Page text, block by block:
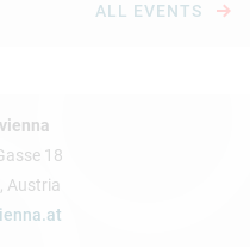
ALL EVENTS
18
Austria